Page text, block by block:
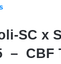
SC x
– CBF